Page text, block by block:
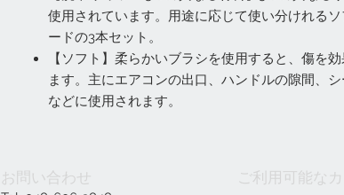
使用されています。用途に応じて使い分けれる
ードの3本セット。
【ソフト】柔らかいブラシを使用すると、傷を
ます。主にエアコンの出口、ハンドルの隙間、
などに使用されます。
お問い合わせ ご利用可能なカ